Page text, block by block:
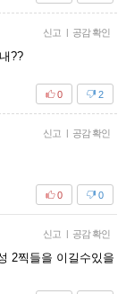
신고 | 공감 확인
??
2
0
신고 | 공감 확인
0
0
신고 | 공감 확인
2찍들을 이길수있을